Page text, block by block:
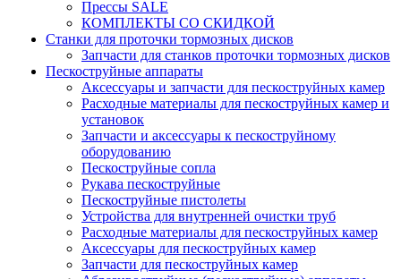
Прессы SALE
КОМПЛЕКТЫ СО СКИДКОЙ
Станки для проточки тормозных дисков
Запчасти для станков проточки тормозных дисков
Пескоструйные аппараты
Аксессуары и запчасти для пескоструйных камер
Расходные материалы для пескоструйных камер и
установок
Запчасти и аксессуары к пескоструйному
оборудованию
Пескоструйные сопла
Рукава пескоструйные
Пескоструйные пистолеты
Устройства для внутренней очистки труб
Расходные материалы для пескоструйных камер
Аксессуары для пескоструйных камер
Запчасти для пескоструйных камер